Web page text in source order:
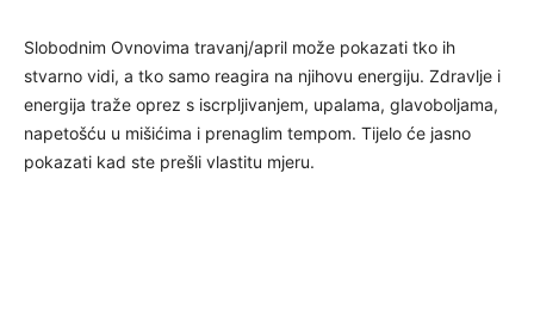
Slobodnim Ovnovima travanj/april može pokazati tko ih
stvarno vidi, a tko samo reagira na njihovu energiju. Zdravlje i
energija traže oprez s iscrpljivanjem, upalama, glavoboljama,
napetošću u mišićima i prenaglim tempom. Tijelo će jasno
pokazati kad ste prešli vlastitu mjeru.